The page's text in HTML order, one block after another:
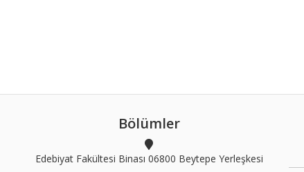
Bölümler
Edebiyat Fakültesi Binası 06800 Beytepe Yerleşkesi